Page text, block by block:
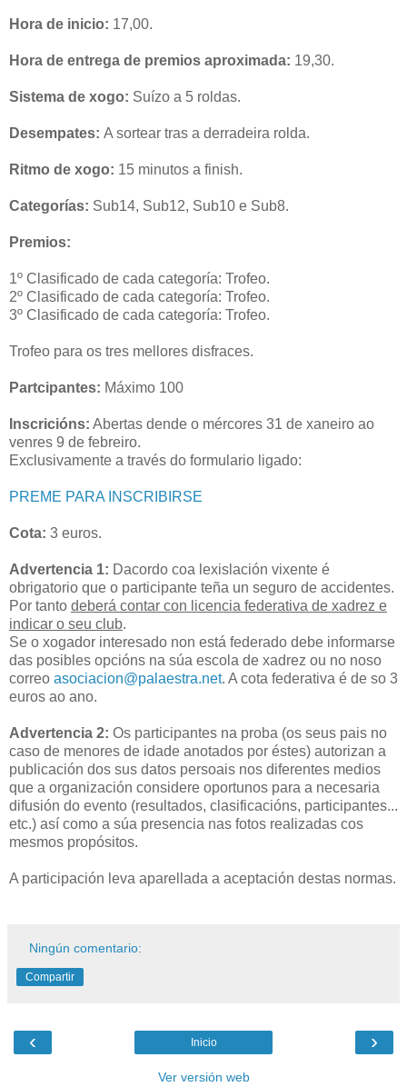
Hora de inicio: 17,00.
Hora de entrega de premios aproximada: 19,30.
Sistema de xogo: Suízo a 5 roldas.
Desempates: A sortear tras a derradeira rolda.
Ritmo de xogo: 15 minutos a finish.
Categorías: Sub14, Sub12, Sub10 e Sub8.
Premios:
1º Clasificado de cada categoría: Trofeo.
2º Clasificado de cada categoría: Trofeo.
3º Clasificado de cada categoría: Trofeo.
Trofeo para os tres mellores disfraces.
Partcipantes: Máximo 100
Inscricións: Abertas dende o mércores 31 de xaneiro ao
venres 9 de febreiro.
Exclusivamente a través do formulario ligado:
PREME PARA INSCRIBIRSE
Cota: 3 euros.
Advertencia 1: Dacordo coa lexislación vixente é
obrigatorio que o participante teña un seguro de accidentes.
Por tanto deberá contar con licencia federativa de xadrez e
indicar o seu club.
Se o xogador interesado non está federado debe informarse
das posibles opcións na súa escola de xadrez ou no noso
correo asociacion@palaestra.net. A cota federativa é de so 3
euros ao ano.
Advertencia 2: Os participantes na proba (os seus pais no
caso de menores de idade anotados por éstes) autorizan a
publicación dos sus datos persoais nos diferentes medios
que a organización considere oportunos para a necesaria
difusión do evento (resultados, clasificacións, participantes...
etc.) así como a súa presencia nas fotos realizadas cos
mesmos propósitos.
A participación leva aparellada a aceptación destas normas.
Ningún comentario:
Compartir
‹ ›
Inicio
Ver versión web